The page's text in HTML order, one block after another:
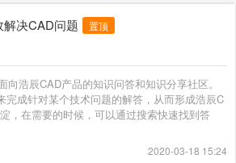
决CAD问题 置顶
向浩辰CAD产品的知识问答和知识分享社区。
完成针对某个技术问题的解答，从而形成浩辰C
，在需要的时候，可以通过搜索快速找到答
2020-03-18 15:24